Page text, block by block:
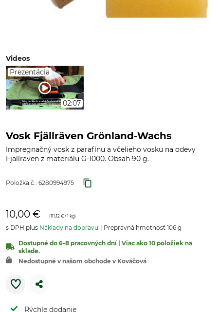
Videos
Prezentácia
02:07
Vosk Fjällräven Grönland-Wachs
Impregnačný vosk z parafínu a včelieho vosku na odevy
Fjällräven z materiálu G-1000. Obsah 90 g.
Položka č.: 6280994975
10,00 € (111,12 € / 1 kg)
s DPH plus Náklady na dopravu Prepravná hmotnosť 106 g
Dostupné do 6-8 pracovných dní | Viac ako 10 položiek na
sklade.
Nedostupné v našom obchode v Kováčová
Rýchle dodanie